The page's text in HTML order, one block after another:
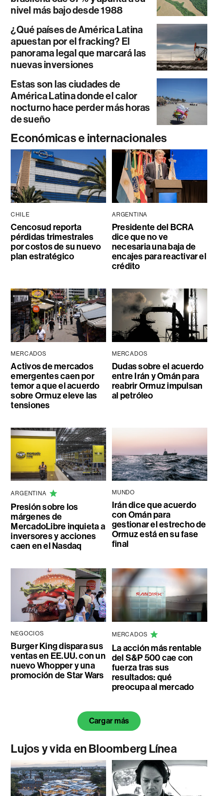
nivel más bajo desde 1988
¿Qué países de América Latina
apuestan por el fracking? El
panorama legal que marcará las
nuevas inversiones
Estas son las ciudades de
América Latina donde el calor
nocturno hace perder más horas
de sueño
Económicas e internacionales
CHILE
Cencosud reporta
pérdidas trimestrales
por costos de su nuevo
plan estratégico
ARGENTINA
Presidente del BCRA
dice que no ve
necesaria una baja de
encajes para reactivar el
crédito
MERCADOS
Activos de mercados
emergentes caen por
temor a que el acuerdo
sobre Ormuz eleve las
tensiones
MERCADOS
Dudas sobre el acuerdo
entre Irán y Omán para
reabrir Ormuz impulsan
al petróleo
ARGENTINA
Presión sobre los
márgenes de
MercadoLibre inquieta a
inversores y acciones
caen en el Nasdaq
MUNDO
Irán dice que acuerdo
con Omán para
gestionar el estrecho de
Ormuz está en su fase
final
NEGOCIOS
Burger King dispara sus
ventas en EE.UU. con un
nuevo Whopper y una
promoción de Star Wars
MERCADOS
La acción más rentable
del S&P 500 cae con
fuerza tras sus
resultados: qué
preocupa al mercado
Cargar más
Lujos y vida en Bloomberg Línea